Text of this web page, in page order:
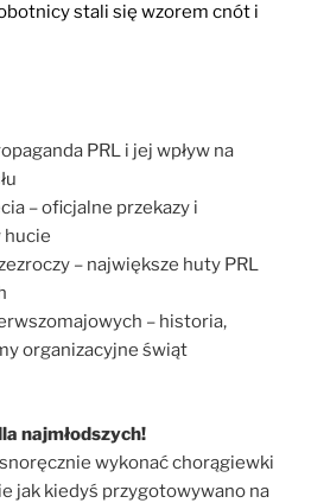
stali się wzorem cnót i
PRL i jej wpływ na
– oficjalne przekazy i
hucie
– największe huty PRL
– historia,
organizacyjne świąt
najmłodszych!
wykonać chorągiewki
jak kiedyś przygotowywano na